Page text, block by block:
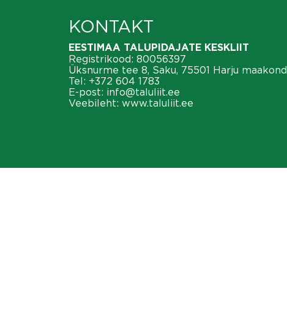
KONTAKT
EESTIMAA TALUPIDAJATE KESKLIIT
Registrikood: 80056397
Üksnurme tee 8, Saku, 75501 Harju maakond
Tel: +372 604 1783
E-post: info@taluliit.ee
Veebileht: www.taluliit.ee